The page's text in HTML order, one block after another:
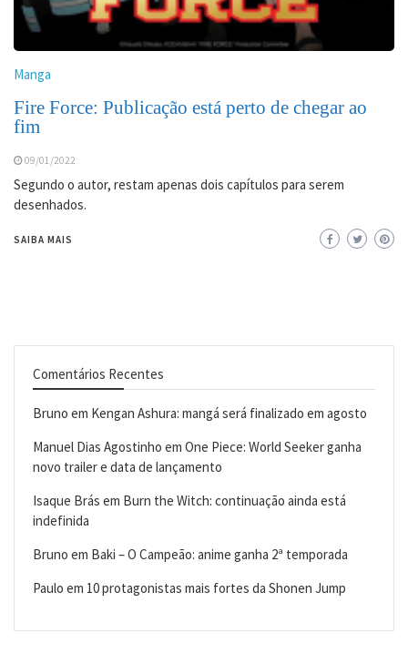
Manga
Fire Force: Publicação está perto de chegar ao
fim
09/01/2022
Segundo o autor, restam apenas dois capítulos para serem
desenhados.
SAIBA MAIS
Comentários Recentes
Bruno em Kengan Ashura: mangá será finalizado em agosto
Manuel Dias Agostinho em One Piece: World Seeker ganha
novo trailer e data de lançamento
Isaque Brás em Burn the Witch: continuação ainda está
indefinida
Bruno em Baki – O Campeão: anime ganha 2ª temporada
Paulo em 10 protagonistas mais fortes da Shonen Jump